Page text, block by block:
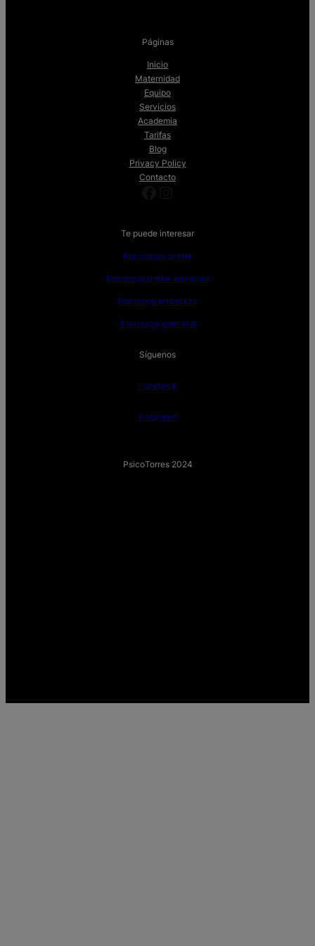
Páginas
Inicio
Maternidad
Equipo
Servicios
Academia
Tarifas
Blog
Privacy Policy
Contacto
Te puede interesar
Psicólogos online
Psicólogo online ansiedad
Psicóloga embarazo
Psicóloga perinatal
Síguenos
Facebook
Instagram
PsicoTorres 2024